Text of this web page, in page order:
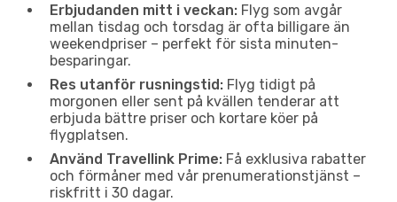
Erbjudanden mitt i veckan: Flyg som avgår
mellan tisdag och torsdag är ofta billigare än
weekendpriser – perfekt för sista minuten-
besparingar.
Res utanför rusningstid: Flyg tidigt på
morgonen eller sent på kvällen tenderar att
erbjuda bättre priser och kortare köer på
flygplatsen.
Använd Travellink Prime: Få exklusiva rabatter
och förmåner med vår prenumerationstjänst –
riskfritt i 30 dagar.